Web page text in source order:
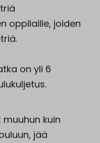
oppilaille, joiden
on yli 6
kuin
jää